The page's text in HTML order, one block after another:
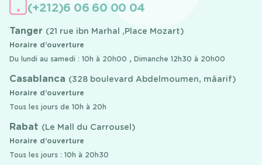
(+212)6 06 60 00 04
Tanger (21 rue ibn Marhal ,Place Mozart)
Horaire d’ouverture
Du lundi au samedi : 10h à 20h00 , Dimanche 12h30 à 20h00
Casablanca (328 boulevard Abdelmoumen, mâarif)
Horaire d’ouverture
Tous les jours de 10h à 20h
Rabat (Le Mall du Carrousel)
Horaire d’ouverture
Tous les jours : 10h à 20h30